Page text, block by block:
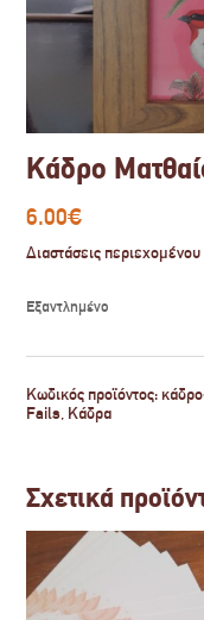
Κάδρο
6.00€
Διαστάσεις
Εξαντλημένο
Κωδικός προϊόντος:
Fails, Κάδρα
Σχετικά